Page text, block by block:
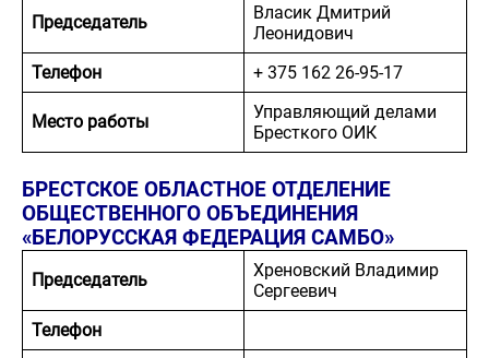
Председатель
Власик Дмитрий
Леонидович
Телефон
+ 375 162 26-95-17
Место работы
Управляющий делами
Бресткого ОИК
БРЕСТСКОЕ ОБЛАСТНОЕ ОТДЕЛЕНИЕ
ОБЩЕСТВЕННОГО ОБЪЕДИНЕНИЯ
«БЕЛОРУССКАЯ ФЕДЕРАЦИЯ САМБО»
Председатель
Хреновский Владимир
Сергеевич
Телефон